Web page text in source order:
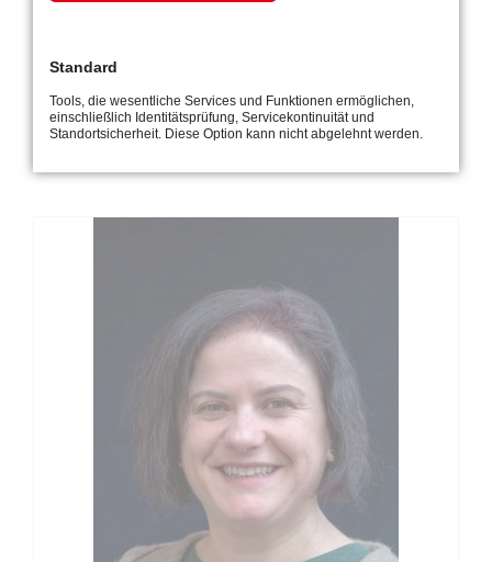
0641/ 40 19 256
bw-verwaltung-1@awo-fortbildung.de
Standard
Tools, die wesentliche Services und Funktionen ermöglichen,
einschließlich Identitätsprüfung, Servicekontinuität und
Standortsicherheit. Diese Option kann nicht abgelehnt werden.